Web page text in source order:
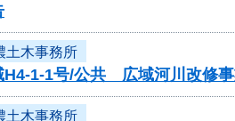
土木事務所
H4-1-1号/公共 広域河川改修
土木事務所